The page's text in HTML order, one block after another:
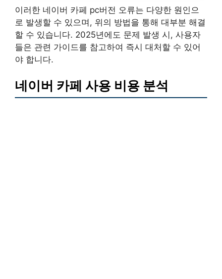
이러한 네이버 카페 pc버전 오류는 다양한 원인으
로 발생할 수 있으며, 위의 방법을 통해 대부분 해결
할 수 있습니다. 2025년에도 문제 발생 시, 사용자
들은 관련 가이드를 참고하여 즉시 대처할 수 있어
야 합니다.
네이버 카페 사용 비용 분석